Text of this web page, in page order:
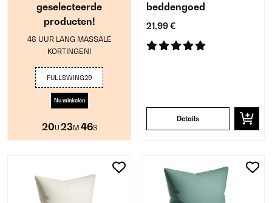
geselecteerde
producten!
48 UUR LANG MASSALE
KORTINGEN!
FULLSWING29
Nu winkelen
20U 23M 46S
beddengoed
21,99 €
Details